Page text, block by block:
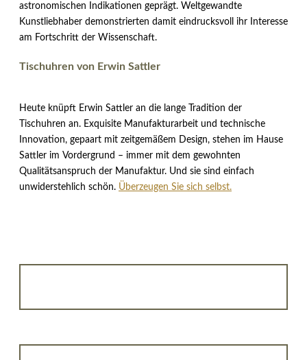
astronomischen Indikationen geprägt. Weltgewandte
Kunstliebhaber demonstrierten damit eindrucksvoll ihr Interesse
am Fortschritt der Wissenschaft.
Tischuhren von Erwin Sattler
Heute knüpft Erwin Sattler an die lange Tradition der
Tischuhren an. Exquisite Manufakturarbeit und technische
Innovation, gepaart mit zeitgemäßem Design, stehen im Hause
Sattler im Vordergrund – immer mit dem gewohnten
Qualitätsanspruch der Manufaktur. Und sie sind einfach
unwiderstehlich schön. Überzeugen Sie sich selbst.